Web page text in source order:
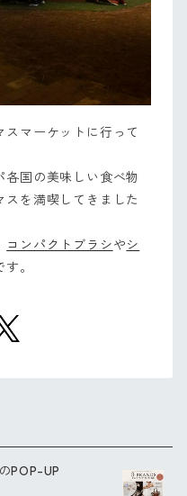
マーケットに行って
国の美味しい食べ物
を満喫してきました
コンパクトブラシやシ
。
POP-UP